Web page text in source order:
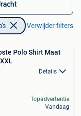
Verwijder filters
Polo Shirt Maat
Details
Topadvertentie
Vandaag